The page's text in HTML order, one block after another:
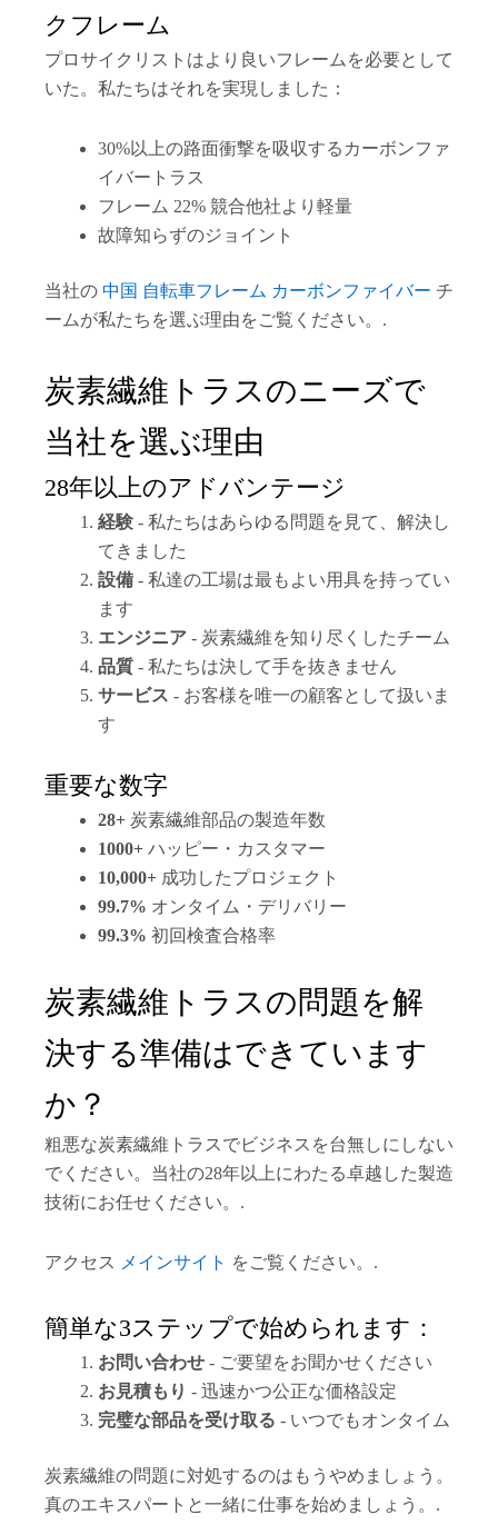
クフレーム
プロサイクリストはより良いフレームを必要として
いた。私たちはそれを実現しました：
30%以上の路面衝撃を吸収するカーボンファ
イバートラス
フレーム 22% 競合他社より軽量
故障知らずのジョイント
当社の 中国 自転車フレーム カーボンファイバー チ
ームが私たちを選ぶ理由をご覧ください。.
炭素繊維トラスのニーズで
当社を選ぶ理由
28年以上のアドバンテージ
経験 - 私たちはあらゆる問題を見て、解決し
てきました
設備 - 私達の工場は最もよい用具を持ってい
ます
エンジニア - 炭素繊維を知り尽くしたチーム
品質 - 私たちは決して手を抜きません
サービス - お客様を唯一の顧客として扱いま
す
重要な数字
28+ 炭素繊維部品の製造年数
1000+ ハッピー・カスタマー
10,000+ 成功したプロジェクト
99.7% オンタイム・デリバリー
99.3% 初回検査合格率
炭素繊維トラスの問題を解
決する準備はできています
か？
粗悪な炭素繊維トラスでビジネスを台無しにしない
でください。当社の28年以上にわたる卓越した製造
技術にお任せください。.
アクセス メインサイト をご覧ください。.
簡単な3ステップで始められます：
お問い合わせ - ご要望をお聞かせください
お見積もり - 迅速かつ公正な価格設定
完璧な部品を受け取る - いつでもオンタイム
炭素繊維の問題に対処するのはもうやめましょう。
真のエキスパートと一緒に仕事を始めましょう。.